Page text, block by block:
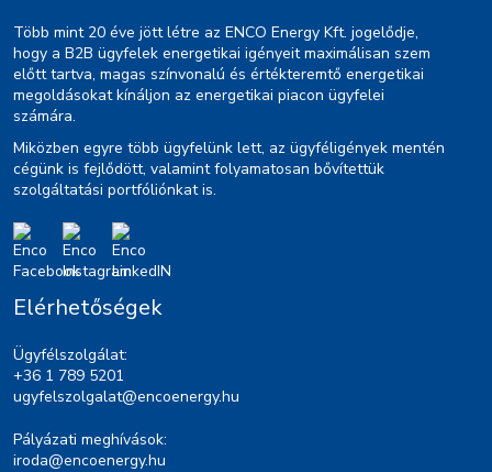
Több mint 20 éve jött létre az ENCO Energy Kft. jogelődje,
hogy a B2B ügyfelek energetikai igényeit maximálisan szem
előtt tartva, magas színvonalú és értékteremtő energetikai
megoldásokat kínáljon az energetikai piacon ügyfelei
számára.
Miközben egyre több ügyfelünk lett, az ügyféligények mentén
cégünk is fejlődött, valamint folyamatosan bővítettük
szolgáltatási portfóliónkat is.
Elérhetőségek
Ügyfélszolgálat:
+36 1 789 5201
ugyfelszolgalat@encoenergy.hu
Pályázati meghívások:
iroda@encoenergy.hu